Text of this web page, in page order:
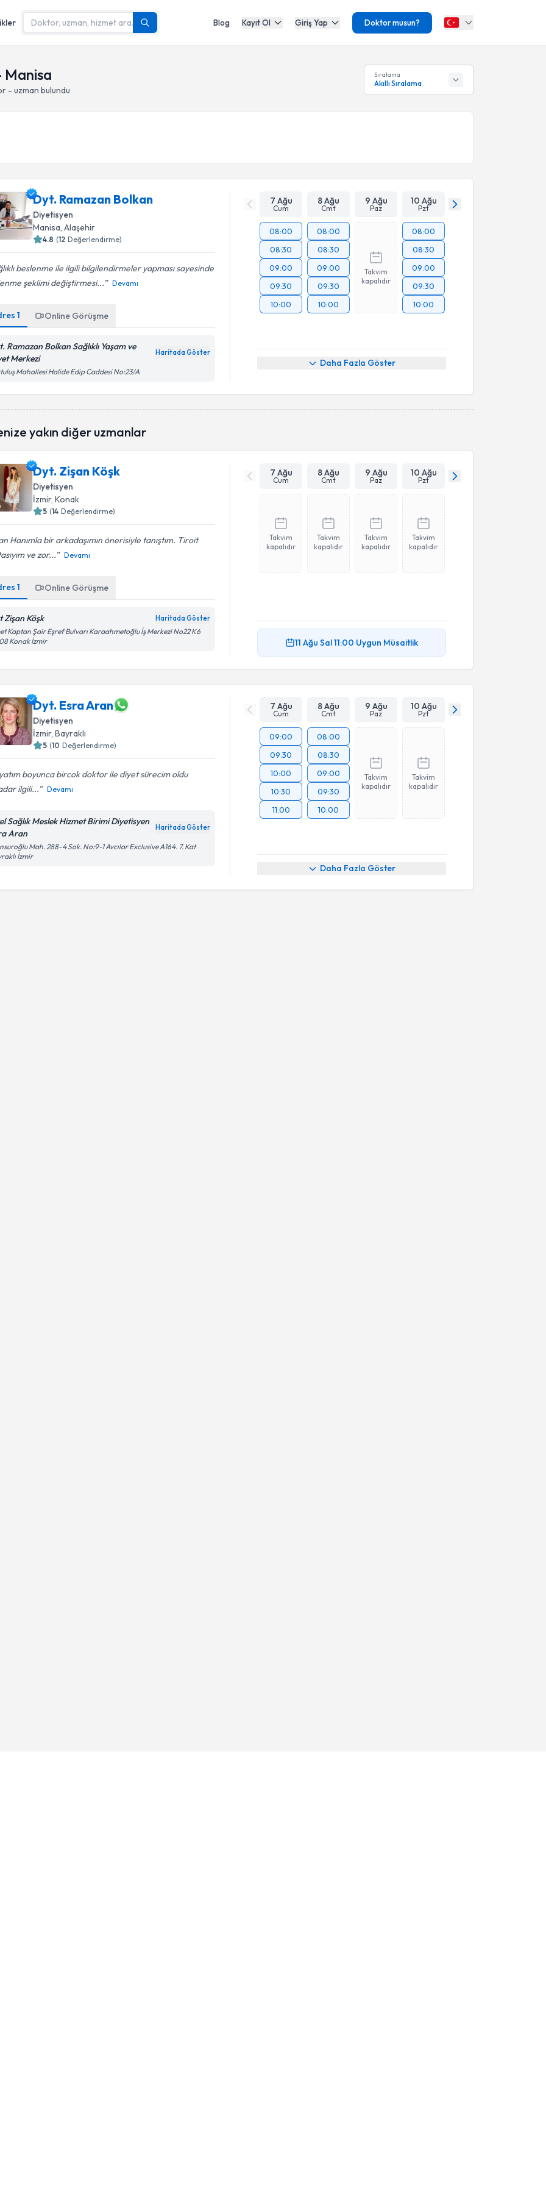
Blog Kayıt Ol Giriş Yap Doktor musun?
Manisa
- uzman bulundu
Sıralama
Akıllı Sıralama
Dyt. Ramazan Bolkan
Diyetisyen
Manisa, Alaşehir
4.8 (12 Değerlendirme)
beslenme ile ilgili bilgilendirmeler yapması sayesinde
şeklimi değiştirmesi...
Devamı
1 Online Görüşme
Ramazan Bolkan Sağlıklı Yaşam ve
Merkezi
Haritada Göster
Mahallesi Halide Edip Caddesi No:23/A
7 Ağu
Cum
8 Ağu
Cmt
9 Ağu
Paz
10 Ağu
Pzt
08:00
08:30
09:00
09:30
10:00
08:00
08:30
09:00
09:30
10:00
Takvim
kapalıdır
08:00
08:30
09:00
09:30
10:00
Daha Fazla Göster
yakın diğer uzmanlar
Dyt. Zişan Köşk
Diyetisyen
İzmir, Konak
5 (14 Değerlendirme)
Hanımla bir arkadaşımın önerisiyle tanıştım. Tiroit
ve zor...
Devamı
1 Online Görüşme
Zişan Köşk Haritada Göster
Kaptan Şair Eşref Bulvarı Karaahmetoğlu İş Merkezi No22 K6
Konak İzmir
7 Ağu
Cum
8 Ağu
Cmt
9 Ağu
Paz
10 Ağu
Pzt
Takvim
kapalıdır
Takvim
kapalıdır
Takvim
kapalıdır
Takvim
kapalıdır
11 Ağu Sal11:00 Uygun Müsaitlik
Dyt. Esra Aran
Diyetisyen
İzmir, Bayraklı
5 (10 Değerlendirme)
boyunca bircok doktor ile diyet sürecim oldu
ilgili...
Devamı
Sağlık Meslek Hizmet Birimi Diyetisyen
Aran
Haritada Göster
Mah. 288-4 Sok. No:9-1 Avcılar Exclusive A164. 7. Kat
İzmir
7 Ağu
Cum
8 Ağu
Cmt
9 Ağu
Paz
10 Ağu
Pzt
09:00
09:30
10:00
10:30
11:00
08:00
08:30
09:00
09:30
10:00
Takvim
kapalıdır
Takvim
kapalıdır
Daha Fazla Göster